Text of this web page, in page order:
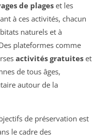
de plageset les
à ces activités, chacun
naturels et à
plateformes comme
activités gratuites et
de tous âges,
autour de la
de préservation est
le cadre des